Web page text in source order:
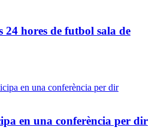
24 hores de futbol sala de
en una conferència per dir